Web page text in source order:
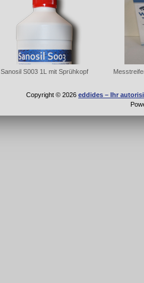
Sanosil S003 1L mit Sprühkopf
Copyright © 2026 eddides – Ihr